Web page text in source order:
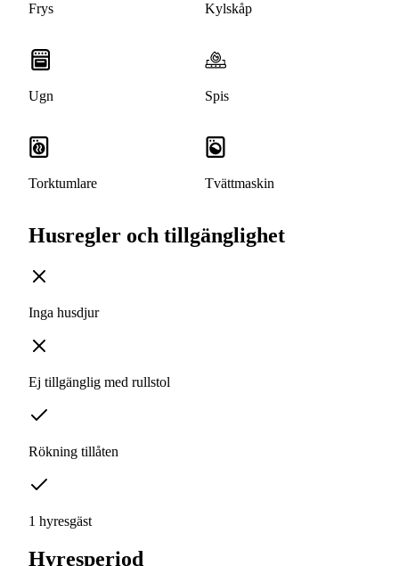
Frys Kylskåp
Ugn Spis
Torktumlare Tvättmaskin
Husregler och tillgänglighet
Inga husdjur
Ej tillgänglig med rullstol
Rökning tillåten
1 hyresgäst
Hyresperiod